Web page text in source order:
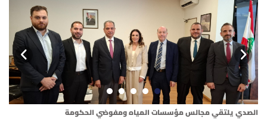
محليات
أسرار
متفرقات
نداء القرّاء
الصدي يلتقي مجالس مؤسسات المياه ومفوضي الحكومة